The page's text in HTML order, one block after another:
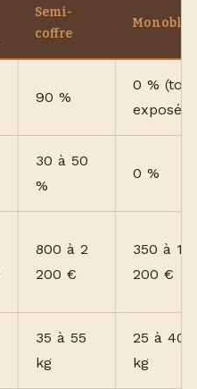
Semi-
coffre
Monobloc
90 %
0 %
exposée)
30 à 50
%
0 %
800 à 2
200 €
350 à 1
200 €
35 à 55
kg
25 à 40
kg